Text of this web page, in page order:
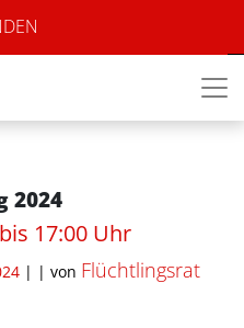
2024
17:00 Uhr
| | von Flüchtlingsrat